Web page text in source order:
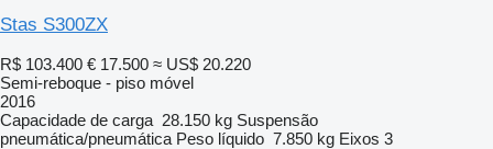
Stas S300ZX
R$ 103.400 € 17.500 ≈ US$ 20.220
Semi-reboque - piso móvel
2016
Capacidade de carga 28.150 kg Suspensão
pneumática/pneumática Peso líquido 7.850 kg Eixos 3